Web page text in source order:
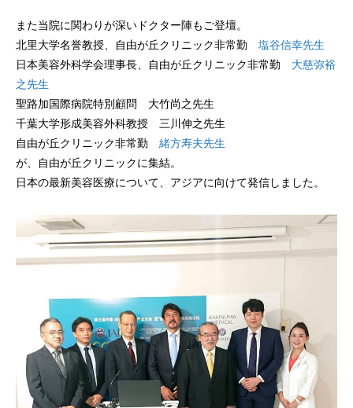
また当院に関わりが深いドクター陣もご登壇。
北里大学名誉教授、自由が丘クリニック非常勤 塩谷信幸先生
日本美容外科学会理事長、自由が丘クリニック非常勤 大慈弥裕
之先生
聖路加国際病院特別顧問 大竹尚之先生
千葉大学形成美容外科教授 三川伸之先生
自由が丘クリニック非常勤 緒方寿夫先生
が、自由が丘クリニックに集結。
日本の最新美容医療について、アジアに向けて発信しました。